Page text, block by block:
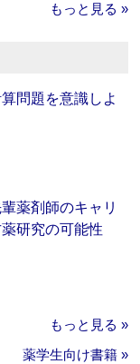
もっと見る »
問題を意識しよ
薬剤師のキャリ
薬研究の可能性
もっと見る »
薬学生向け書籍 »